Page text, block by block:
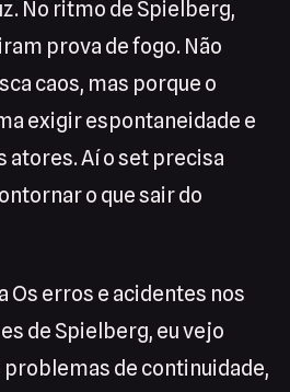
No ritmo de Spielberg,
prova de fogo. Não
caos, mas porque o
exigir espontaneidade e
atores. Aí o set precisa
o que sair do
Os erros e acidentes nos
de Spielberg, eu vejo
de continuidade,